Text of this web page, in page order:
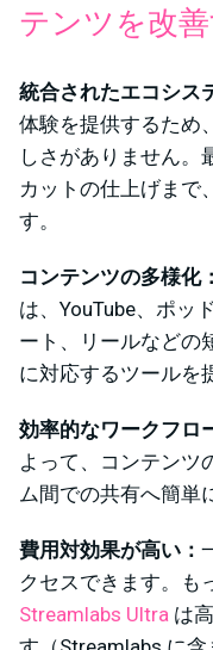
テンツを改
統合されたエコシス
体験を提供するため
しさがありません。
カットの仕上げまで
す。
コンテンツの多様化：
は、YouTube、ポッ
ート、リールなどの
に対応するツールを
効率的なワークフロ
よって、コンテンツ
ム間での共有へ簡単
費用対効果が高い：
クセスできます。も
Streamlabs Ultra は